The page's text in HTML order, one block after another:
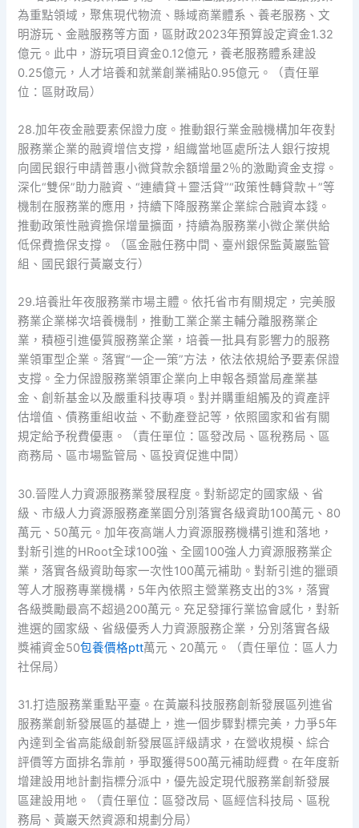
為重點領域，聚焦現代物流、縣域商業體系、養老服務、文
明游玩、金融服務等方面，區財政2023年預算設定資金1.32
億元。此中，游玩項目資金0.12億元，養老服務體系建設
0.25億元，人才培養和就業創業補貼0.95億元。（責任單
位：區財政局）
28.加年夜金融要素保證力度。推動銀行業金融機構加年夜對
服務業企業的融資增信支撐，組織當地區處所法人銀行按規
向國民銀行申請普惠小微貸款余額增量2％的激勵資金支撐。
深化“雙保”助力融資、“連續貸＋靈活貸”“政策性轉貸款＋”等
機制在服務業的應用，持續下降服務業企業綜合融資本錢。
推動政策性融資擔保增量擴面，持續為服務業小微企業供給
低保費擔保支撐。（區金融任務中間、臺州銀保監黃巖監管
組、國民銀行黃巖支行）
29.培養壯年夜服務業市場主體。依托省市有關規定，完美服
務業企業梯次培養機制，推動工業企業主輔分離服務業企
業，積極引進優質服務業企業，培養一批具有影響力的服務
業領軍型企業。落實“一企一策”方法，依法依規給予要素保證
支撐。全力保證服務業領軍企業向上申報各類當局產業基
金、創新基金以及嚴重科技專項。對并購重組觸及的資產評
估增值、債務重組收益、不動產登記等，依照國家和省有關
規定給予稅費優惠。（責任單位：區發改局、區稅務局、區
商務局、區市場監管局、區投資促進中間）
30.晉陞人力資源服務業發展程度。對新認定的國家級、省
級、市級人力資源服務產業園分別落實各級資助100萬元、80
萬元、50萬元。加年夜高端人力資源服務機構引進和落地，
對新引進的HRoot全球100強、全國100強人力資源服務業企
業，落實各級資助每家一次性100萬元補助。對新引進的獵頭
等人才服務專業機構，5年內依照主營業務支出的3%，落實
各級獎勵最高不超過200萬元。充足發揮行業協會感化，對新
進選的國家級、省級優秀人力資源服務企業，分別落實各級
獎補資金50包養價格ptt萬元、20萬元。（責任單位：區人力
社保局）
31.打造服務業重點平臺。在黃巖科技服務創新發展區列進省
服務業創新發展區的基礎上，進一個步驟對標完美，力爭5年
內達到全省高能級創新發展區評級請求，在營收規模、綜合
評價等方面排名靠前，爭取獲得500萬元補助經費。在年度新
增建設用地計劃指標分派中，優先設定現代服務業創新發展
區建設用地。（責任單位：區發改局、區經信科技局、區稅
務局、黃巖天然資源和規劃分局）